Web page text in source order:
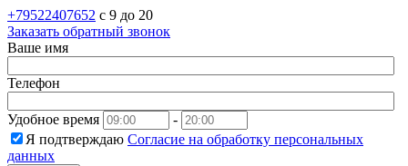
+79522407652 c 9 до 20
Заказать обратный звонок
Ваше имя
Телефон
Удобное время
-
Я подтверждаю Согласие на обработку персональных
данных